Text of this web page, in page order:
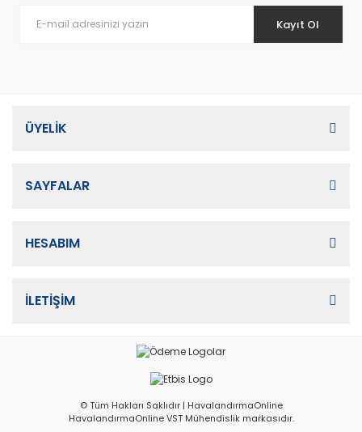
Kayıt Ol
ÜYELİK
SAYFALAR
HESABIM
İLETİŞİM
© Tüm Hakları Saklıdır | HavalandırmaOnline
HavalandırmaOnline VST Mühendislik markasıdır.